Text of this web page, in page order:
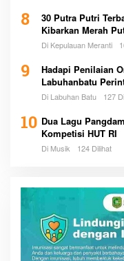
8
30 Putra Putri
Kibarkan Merah
Di Kepulauan Meranti
9
Hadapi Penilaian
Labuhanbatu
Di Labuhan Batu 127
10 Dua Lagu
Kompetisi HUT RI
Di Musik 124 Dilihat